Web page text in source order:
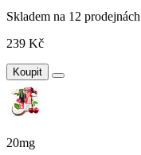
Skladem na 12 prodejnách
239 Kč
Koupit
20mg